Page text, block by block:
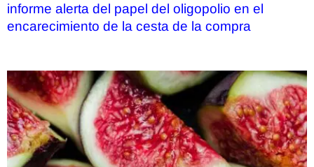
informe alerta del papel del oligopolio en el
encarecimiento de la cesta de la compra